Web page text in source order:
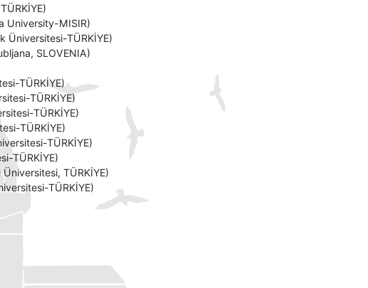
University-MISIR)
Üniversitesi-TÜRKİYE)
SLOVENIA)
TÜRKİYE)
TÜRKİYE)
TÜRKİYE)
TÜRKİYE)
TÜRKİYE)
TÜRKİYE)
TÜRKİYE)
TÜRKİYE)